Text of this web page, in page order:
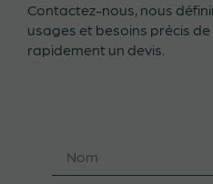
Contactez-nous, nous
usages et besoins précis
rapidement un devis.